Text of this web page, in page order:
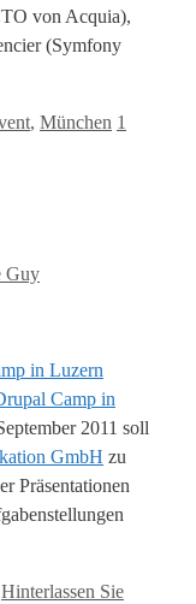
von Acquia),
(Symfony
, München 1
Guy
in Luzern
Camp in
2011 soll
GmbH zu
Präsentationen
Hinterlassen Sie